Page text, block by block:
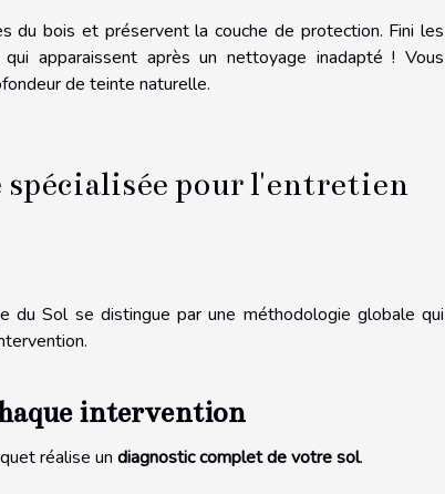
du bois et préservent la couche de protection. Fini les
apparaissent après un nettoyage inadapté ! Vous
de teinte naturelle.
pour l'entretien
du Sol se distingue par une méthodologie globale qui
intervention
réalise un diagnostic complet de votre sol.